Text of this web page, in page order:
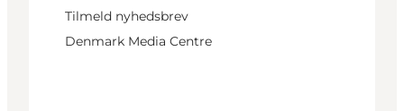
Tilmeld nyhedsbrev
Denmark Media Centre